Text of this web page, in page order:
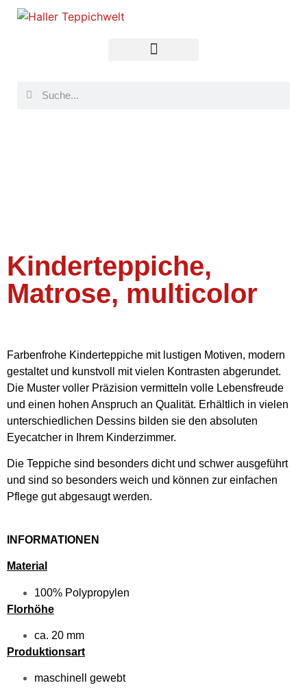
Kinderteppiche,
Matrose, multicolor
Farbenfrohe Kinderteppiche mit lustigen Motiven, modern
gestaltet und kunstvoll mit vielen Kontrasten abgerundet.
Die Muster voller Präzision vermitteln volle Lebensfreude
und einen hohen Anspruch an Qualität. Erhältlich in vielen
unterschiedlichen Dessins bilden sie den absoluten
Eyecatcher in Ihrem Kinderzimmer.
Die Teppiche sind besonders dicht und schwer ausgeführt
und sind so besonders weich und können zur einfachen
Pflege gut abgesaugt werden.
INFORMATIONEN
Material
100% Polypropylen
Florhöhe
ca. 20 mm
Produktionsart
maschinell gewebt